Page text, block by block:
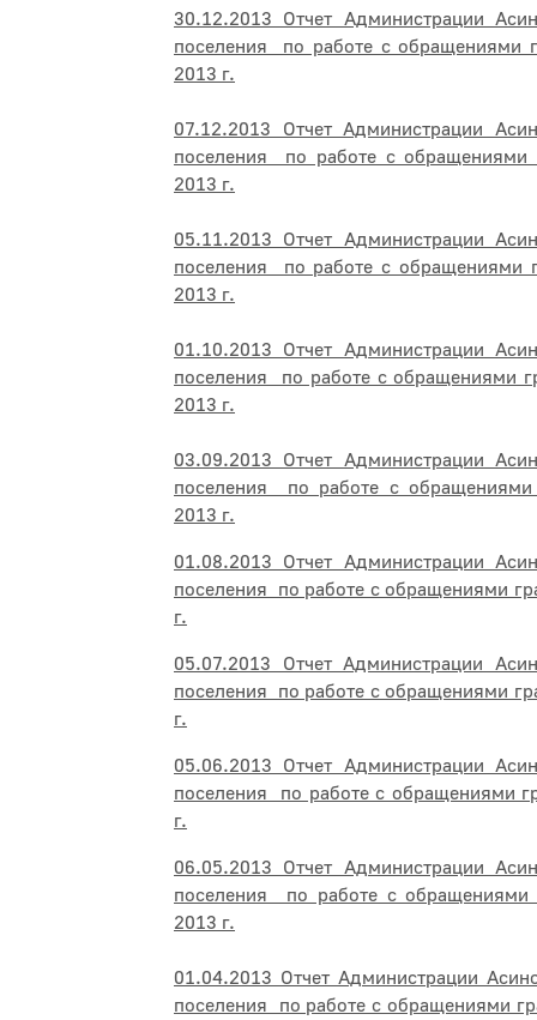
30.12.2013 Отчет Администрации
поселения по работе с обращениями
2013 г.
07.12.2013 Отчет Администрации
поселения по работе с обращениями
2013 г.
05.11.2013 Отчет Администрации
поселения по работе с обращениями
2013 г.
01.10.2013 Отчет Администрации
поселения по работе с обращениями
2013 г.
03.09.2013 Отчет Администрации
поселения по работе с обращениями
2013 г.
01.08.2013 Отчет Администрации
поселения по работе с обращениями
г.
05.07.2013 Отчет Администрации
поселения по работе с обращениями
г.
05.06.2013 Отчет Администрации
поселения по работе с обращениями
г.
06.05.2013 Отчет Администрации
поселения по работе с обращениями
2013 г.
01.04.2013 Отчет Администрации
поселения по работе с обращениями